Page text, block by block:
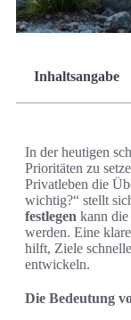
Inhaltsangabe
In der heutigen
Prioritäten zu
Privatleben die
wichtig?“ stellt
festlegen kann
werden. Eine
hilft, Ziele
entwickeln.
Die Bedeutung